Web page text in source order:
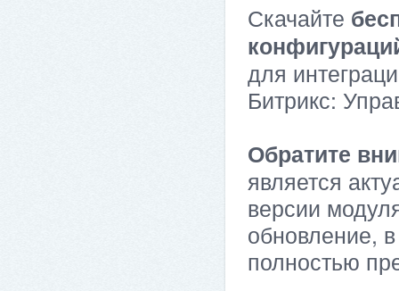
Скачайте
для
Битрикс:
Обратите
является
версии
обновление,
полностью